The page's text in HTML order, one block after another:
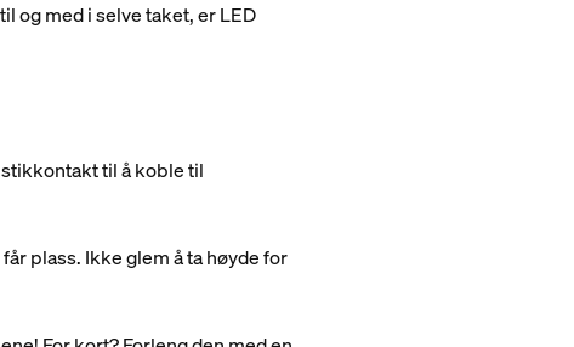
og med i selve taket, er LED
til å koble til
plass. Ikke glem å ta høyde for